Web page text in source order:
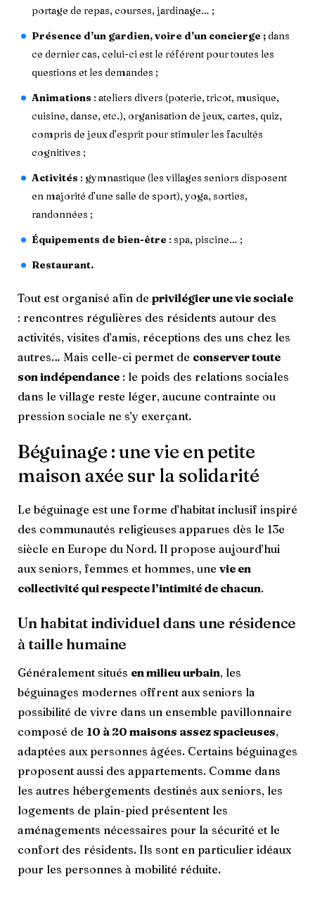
portage de repas, courses, jardinage… ;
Présence d’un gardien, voire d’un concierge ;dans
ce dernier cas, celui-ci est le référent pour toutes les
questions et les demandes ;
Animations : ateliers divers (poterie, tricot, musique,
cuisine, danse, etc.), organisation de jeux, cartes, quiz,
compris de jeux d’esprit pour stimuler les facultés
cognitives ;
Activités : gymnastique (les villages seniors disposent
en majorité d’une salle de sport), yoga, sorties,
randonnées ;
Équipements de bien-être : spa, piscine… ;
Restaurant.
Tout est organisé afin de privilégier une vie sociale
: rencontres régulières des résidents autour des
activités, visites d’amis, réceptions des uns chez les
autres… Mais celle-ci permet de conserver toute
son indépendance : le poids des relations sociales
dans le village reste léger, aucune contrainte ou
pression sociale ne s’y exerçant.
Béguinage : une vie en petite
maison axée sur la solidarité
Le béguinage est une forme d’habitat inclusif inspiré
des communautés religieuses apparues dès le 13e
siècle en Europe du Nord. Il propose aujourd’hui
aux seniors, femmes et hommes, une vie en
collectivité qui respecte l’intimité de chacun.
Un habitat individuel dans une résidence
à taille humaine
Généralement situés en milieu urbain, les
béguinages modernes offrent aux seniors la
possibilité de vivre dans un ensemble pavillonnaire
composé de 10 à 20 maisons assez spacieuses,
adaptées aux personnes âgées. Certains béguinages
proposent aussi des appartements. Comme dans
les autres hébergements destinés aux seniors, les
logements de plain-pied présentent les
aménagements nécessaires pour la sécurité et le
confort des résidents. Ils sont en particulier idéaux
pour les personnes à mobilité réduite.